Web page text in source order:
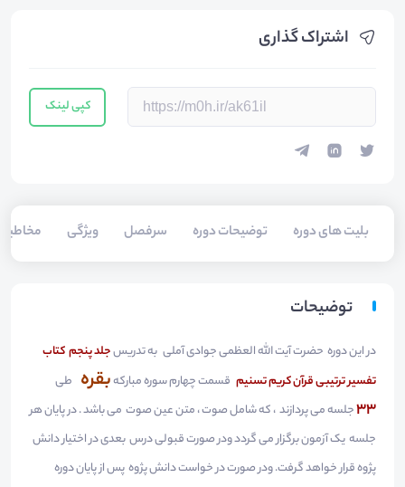
اشتراک گذاری
کپی لینک
بلیت های دوره توضیحات دوره سرفصل ویژگی
توضیحات
در این دوره حضرت آیت الله العظمی جوادی آملی به تدریسجلد پنجم کتاب
تفسیر ترتیبی قرآن کریم تسنیم قسمت چهارم سوره مبارکهبقره طی
33جلسه می پردازند ، که شامل صوت ، متن عین صوت می باشد . در پایان هر
جلسه یک آزمون برگزار می گردد ودر صورت قبولی درس بعدی در اختیار دانش
پژوه قرار خواهد گرفت. ودر صورت در خواست دانش پژوه پس از پایان دوره